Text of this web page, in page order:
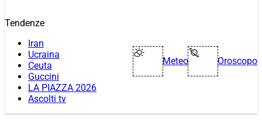
Tendenze
Iran
Ucraina
Ceuta
Guccini
LA PIAZZA 2026
Ascolti tv
Meteo Oroscopo